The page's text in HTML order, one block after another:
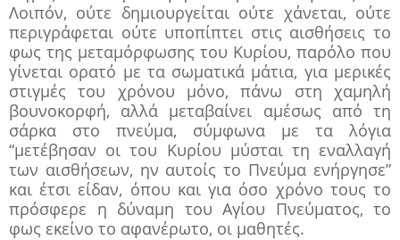
Λοιπόν, ούτε δημιουργείται ούτε χάνεται, ούτε
περιγράφεται ούτε υποπίπτει στις αισθήσεις το
φως της μεταμόρφωσης του Κυρίου, παρόλο που
γίνεται ορατό με τα σωματικά μάτια, για μερικές
στιγμές του χρόνου μόνο, πάνω στη χαμηλή
βουνοκορφή, αλλά μεταβαίνει αμέσως από τη
σάρκα στο πνεύμα, σύμφωνα με τα λόγια
“μετέβησαν οι του Κυρίου μύσται τη εναλλαγή
των αισθήσεων, ην αυτοίς το Πνεύμα ενήργησε”
και έτσι είδαν, όπου και για όσο χρόνο τους το
πρόσφερε η δύναμη του Αγίου Πνεύματος, το
φως εκείνο το αφανέρωτο, οι μαθητές.